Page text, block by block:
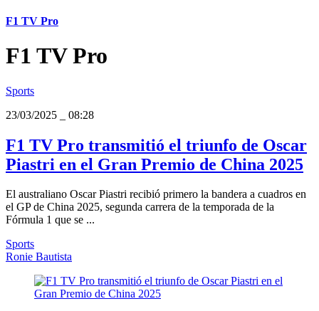
F1 TV Pro
F1 TV Pro
Sports
23/03/2025
08:28
F1 TV Pro transmitió el triunfo de Oscar
Piastri en el Gran Premio de China 2025
El australiano Oscar Piastri recibió primero la bandera a cuadros en
el GP de China 2025, segunda carrera de la temporada de la
Fórmula 1 que se ...
Sports
Ronie Bautista